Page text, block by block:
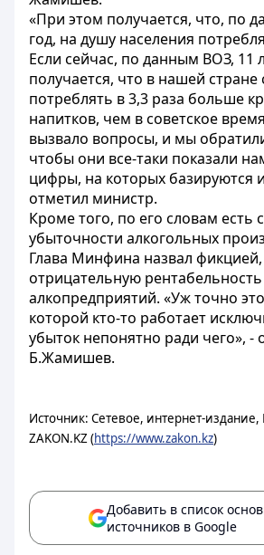
«При этом получается, что, по
год, на душу населения
Если сейчас, по данным ВОЗ, 11
получается, что в нашей стране
потреблять в 3,3 раза больше
напитков, чем в советское
вызвало вопросы, и мы
чтобы они все-таки показали
цифры, на которых базируются
отметил министр.
Кроме того, по его словам есть
убыточности алкогольных
Глава Минфина назвал фикцией,
отрицательную рентабельность
алкопредприятий. «Уж точно
которой кто-то работает
убыток непонятно ради чего», -
Б.Жамишев.
Источник: Сетевое, интернет-издание,
ZAKON.KZ (https://www.zakon.kz)
Добавить в список
источников в Google